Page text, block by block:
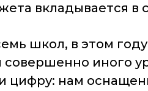
вкладывается в
школ, в этом
иного
цифру: нам